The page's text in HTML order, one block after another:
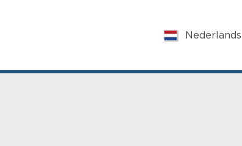
Nederlands
Nederlands